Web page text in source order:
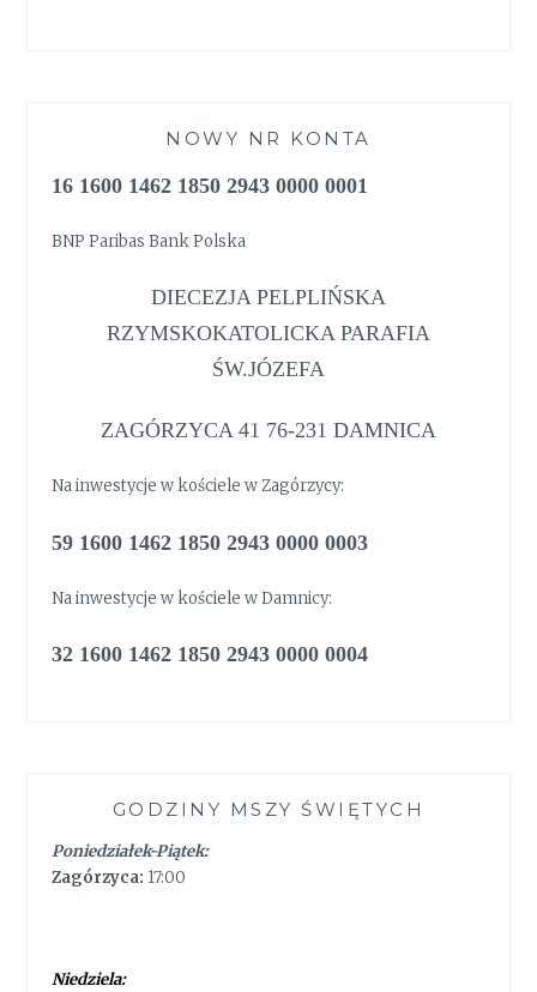
NOWY NR KONTA
16 1600 1462 1850 2943 0000 0001
BNP Paribas Bank Polska
DIECEZJA PELPLIŃSKA
RZYMSKOKATOLICKA PARAFIA
ŚW.JÓZEFA
ZAGÓRZYCA 41 76-231 DAMNICA
Na inwestycje w kościele w Zagórzycy:
59 1600 1462 1850 2943 0000 0003
Na inwestycje w kościele w Damnicy:
32 1600 1462 1850 2943 0000 0004
GODZINY MSZY ŚWIĘTYCH
Poniedziałek-Piątek:
Zagórzyca: 17:00
Niedziela: